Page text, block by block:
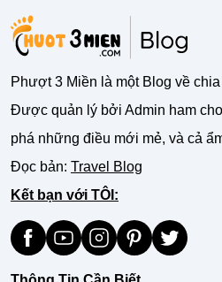
Phượt 3 Miền là một Blog về
Được quản lý bởi Admin ham
phá những điều mới mẻ, và cả
Đọc bản: Travel Blog
Kết bạn với TÔI: